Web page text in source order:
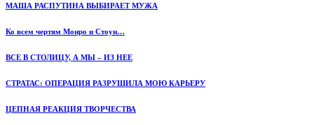
МАША РАСПУТИНА ВЫБИРАЕТ МУЖА
Ко всем чертям Монро и Стоун…
ВСЕ В СТОЛИЦУ, А МЫ – ИЗ НЕЕ
СТРАТАС: ОПЕРАЦИЯ РАЗРУШИЛА МОЮ КАРЬЕРУ
ЦЕПНАЯ РЕАКЦИЯ ТВОРЧЕСТВА